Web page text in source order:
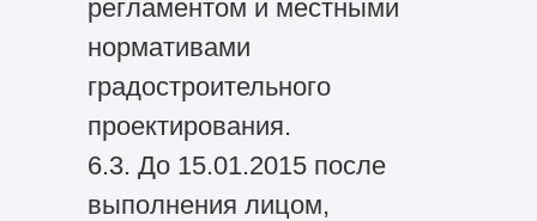
регламентом и местными
нормативами
градостроительного
проектирования.
6.3. До 15.01.2015 после
выполнения лицом,